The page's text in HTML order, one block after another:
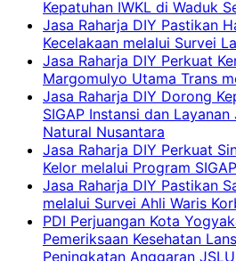
Kepatuhan IWKL di Waduk
Jasa Raharja DIY Pastikan
Kecelakaan melalui Survei
Jasa Raharja DIY Perkuat
Margomulyo Utama Trans
Jasa Raharja DIY Dorong
SIGAP Instansi dan
Natural Nusantara
Jasa Raharja DIY Perkuat
Kelor melalui Program
Jasa Raharja DIY Pastikan
melalui Survei Ahli Waris
PDI Perjuangan Kota
Pemeriksaan Kesehatan
Peningkatan Anggaran JSLU